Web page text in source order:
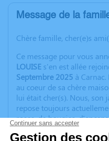
Message de la
Chère famille, cher(e)s
Ce message pour vous
LOUISE s'en est allée
Septembre 2025 à
au coeur de sa chère
lui était cher(s). Nous, son
repose toujours
roses, de bougies,
Nous la veillons.